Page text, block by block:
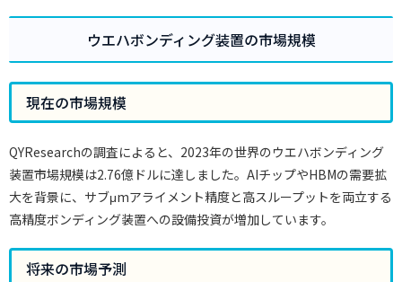
ウエハボンディング装置の市場規模
現在の市場規模
QYResearchの調査によると、2023年の世界のウエハボンディング
装置市場規模は2.76億ドルに達しました。AIチップやHBMの需要拡
大を背景に、サブμmアライメント精度と高スループットを両立する
高精度ボンディング装置への設備投資が増加しています。
将来の市場予測